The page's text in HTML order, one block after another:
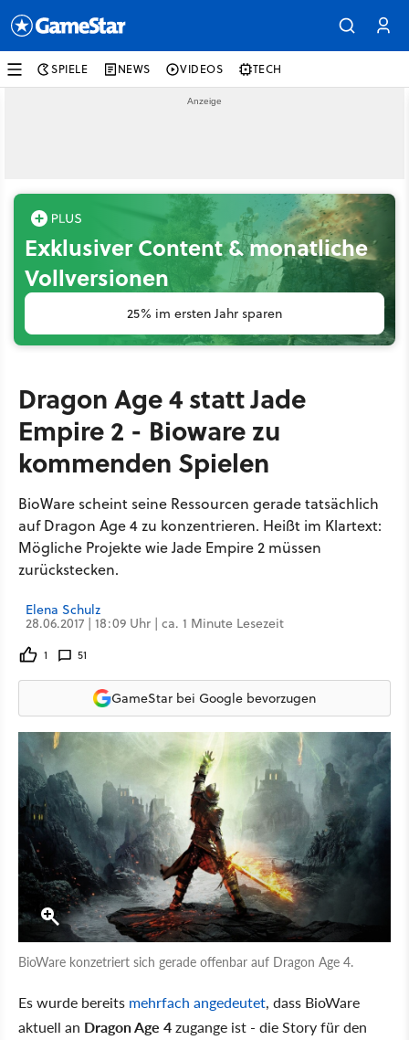
SPIELE NEWS VIDEOS TECH
Exklusiver Content & monatliche
Vollversionen
25% im ersten Jahr sparen
Dragon Age 4 statt Jade
Empire 2 - Bioware zu
kommenden Spielen
BioWare scheint seine Ressourcen gerade tatsächlich
auf Dragon Age 4 zu konzentrieren. Heißt im Klartext:
Mögliche Projekte wie Jade Empire 2 müssen
zurückstecken.
Elena Schulz
28.06.2017 | 18:09 Uhr | ca. 1 Minute Lesezeit
1 51
GameStar bei Google bevorzugen
BioWare konzetriert sich gerade offenbar auf Dragon Age 4.
Es wurde bereits mehrfach angedeutet, dass BioWare
aktuell an Dragon Age 4zugange ist - die Story für den